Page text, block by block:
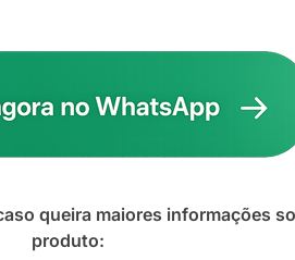
queira maiores informações
produto: